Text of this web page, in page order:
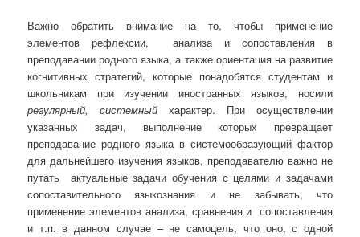
Важно обратить внимание на то, чтобы применение
элементов рефлексии, анализа и сопоставления в
преподавании родного языка, а также ориентация на развитие
когнитивных стратегий, которые понадобятся студентам и
школьникам при изучении иностранных языков, носили
регулярный, системный характер. При осуществлении
указанных задач, выполнение которых превращает
преподавание родного языка в системообразующий фактор
для дальнейшего изучения языков, преподавателю важно не
путать актуальные задачи обучения с целями и задачами
сопоставительного языкознания и не забывать, что
применение элементов анализа, сравнения и сопоставления
и т.п. в данном случае – не самоцель, что оно, с одной